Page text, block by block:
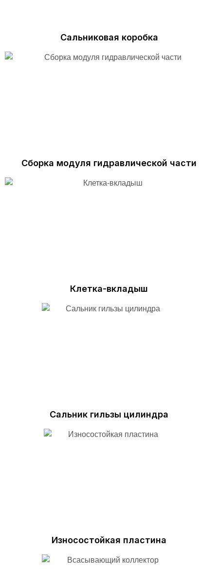
Сальниковая коробка
Сборка модуля гидравлической части
Клетка-вкладыш
Сальник гильзы цилиндра
Износостойкая пластина